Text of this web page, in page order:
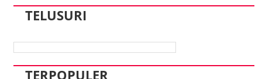
TELUSURI
TERPOPULER